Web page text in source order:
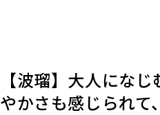
【波瑠】大人にな
やかさも感じられて